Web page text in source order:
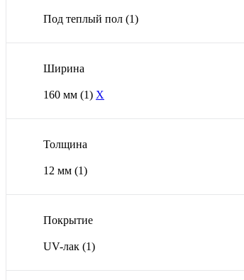
Под теплый пол (1)
Ширина
160 мм (1) X
Толщина
12 мм (1)
Покрытие
UV-лак (1)